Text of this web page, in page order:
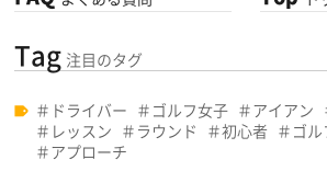
Tag 注目のタグ
ドライバー ゴルフ女子 アイアン
レッスン
ラウンド 初心者 ゴ
アプローチ